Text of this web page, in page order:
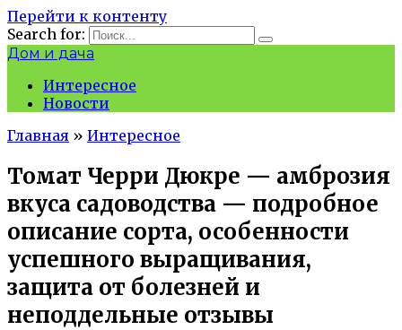
Перейти к контенту
Search for:
Дом и дача
Интересное
Новости
Главная » Интересное
Томат Черри Дюкре — амброзия
вкуса садоводства — подробное
описание сорта, особенности
успешного выращивания,
защита от болезней и
неподдельные отзывы